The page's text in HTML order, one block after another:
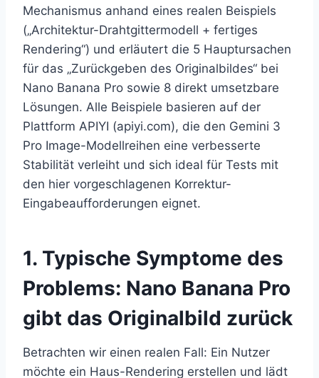
Mechanismus anhand eines realen Beispiels
(„Architektur-Drahtgittermodell + fertiges
Rendering“) und erläutert die 5 Hauptursachen
für das „Zurückgeben des Originalbildes“ bei
Nano Banana Pro sowie 8 direkt umsetzbare
Lösungen. Alle Beispiele basieren auf der
Plattform APIYI (apiyi.com), die den Gemini 3
Pro Image-Modellreihen eine verbesserte
Stabilität verleiht und sich ideal für Tests mit
den hier vorgeschlagenen Korrektur-
Eingabeaufforderungen eignet.
1. Typische Symptome des
Problems: Nano Banana Pro
gibt das Originalbild zurück
Betrachten wir einen realen Fall: Ein Nutzer
möchte ein Haus-Rendering erstellen und lädt